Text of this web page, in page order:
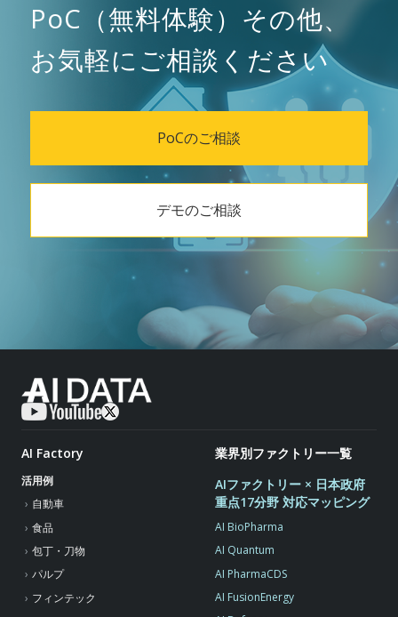
PoC（無料体験）その他、
お気軽にご相談ください
PoCのご相談
デモのご相談
AI Factory
活用例
自動車
食品
包丁・刀物
パルプ
フィンテック
業界別ファクトリー一覧
AIファクトリー × 日本政府
重点17分野 対応マッピング
AI BioPharma
AI Quantum
AI PharmaCDS
AI FusionEnergy